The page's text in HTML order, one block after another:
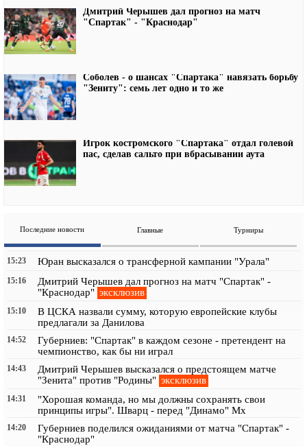
Дмитрий Черышев дал прогноз на матч
"Спартак" - "Краснодар"
Соболев - о шансах "Спартака" навязать борьбу
"Зениту": семь лет одно и то же
Игрок костромского "Спартака" отдал голевой
пас, сделав сальто при вбрасывании аута
Последние новости Главные Турниры
15:23 Юран высказался о трансферной кампании "Урала"
15:16
Дмитрий Черышев дал прогноз на матч "Спартак" -
"Краснодар" эксклюзив
15:10
В ЦСКА назвали сумму, которую европейские клубы
предлагали за Данилова
14:52
Губерниев: "Спартак" в каждом сезоне - претендент на
чемпионство, как бы ни играл
14:43
Дмитрий Черышев высказался о предстоящем матче
"Зенита" против "Родины" эксклюзив
14:31
"Хорошая команда, но мы должны сохранять свои
принципы игры". Шварц - перед "Динамо" Мх
14:20
Губерниев поделился ожиданиями от матча "Спартак" -
"Краснодар"